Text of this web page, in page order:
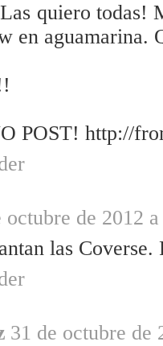
quiero todas!
en aguamarina.
POST! http://
octubre de 2012
las Coverse.
31 de octubre de